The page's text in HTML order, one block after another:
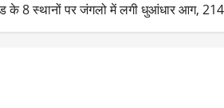
के 8 स्थानों पर जंगलो में लगी धुआंधार आग,